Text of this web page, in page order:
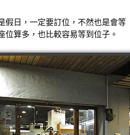
假日，一定要訂位，不然也是會等
位算多，也比較容易等到位子。